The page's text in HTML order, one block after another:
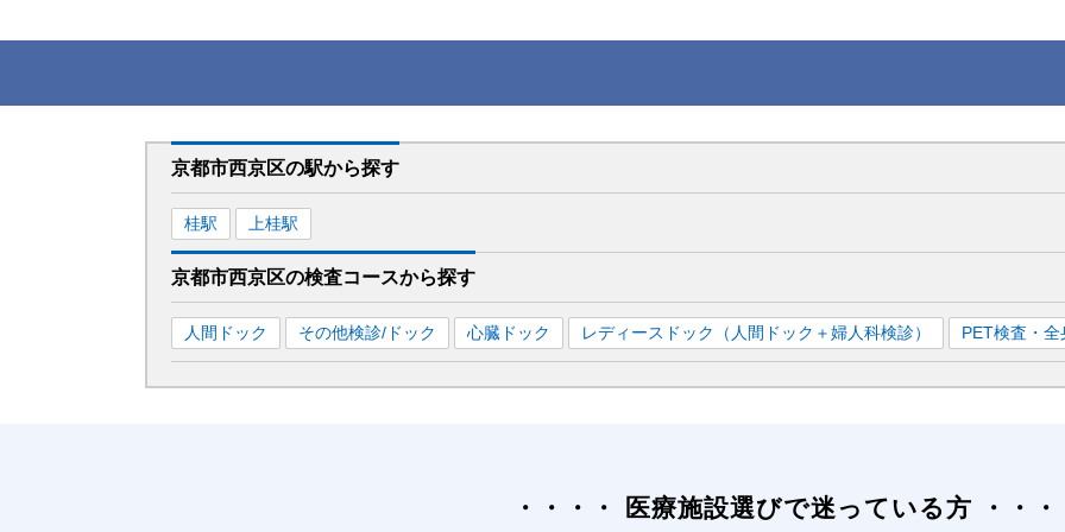
京都市西京区の駅から探す
桂駅 上桂駅
京都市西京区の検査コースから探す
人間ドック その他検診/ドック 心臓ドック レディースドック（人間ドック＋婦人科検診） PET検査・
医療施設選びで迷っている方